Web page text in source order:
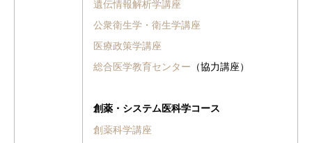
遺伝情報解析学講座
公衆衛生学・衛生学講座
医療政策学講座
総合医学教育センター （協力講座）
創薬・システム医科学コース
創薬科学講座